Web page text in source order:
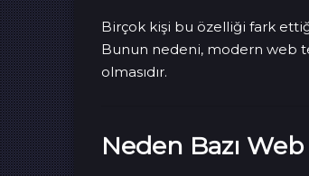
Birçok kişi bu özelliği fark
Bunun nedeni, modern web
olmasıdır.
Neden Bazı